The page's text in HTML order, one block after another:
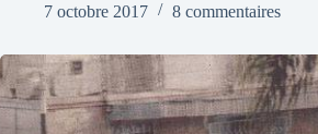
7 octobre 2017
8 commentaires